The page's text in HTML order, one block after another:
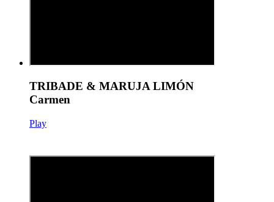
TRIBADE & MARUJA LIMÓN
Carmen
Play